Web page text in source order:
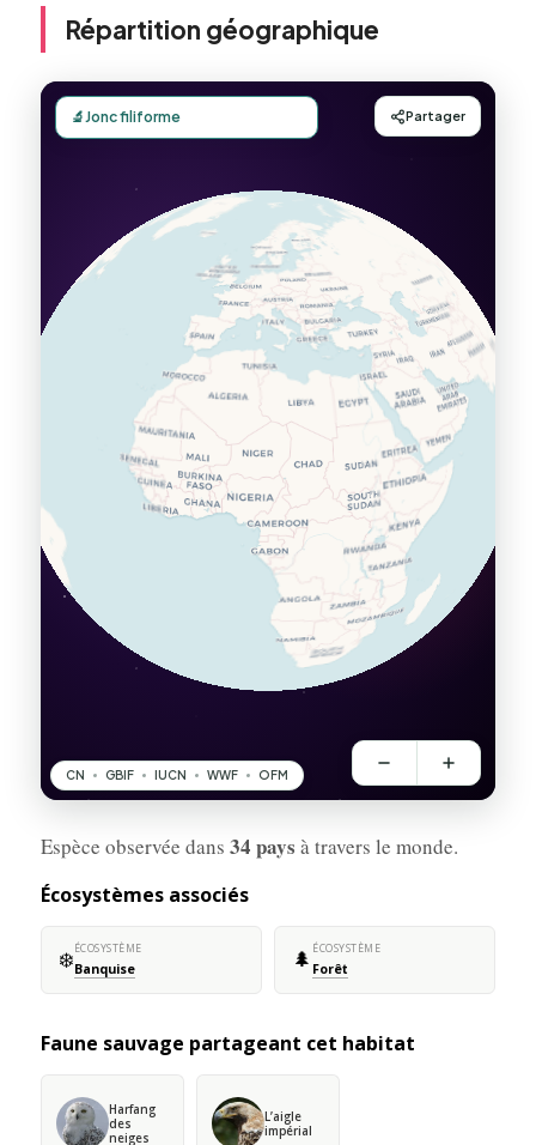
Répartition géographique
Espèce observée dans 34 pays à travers le monde.
Écosystèmes associés
❄️ÉCOSYSTÈME
Banquise 🌲 ÉCOSYSTÈME
Forêt
Faune sauvage partageant cet habitat
Harfang
des
neiges
L’aigle
impérial